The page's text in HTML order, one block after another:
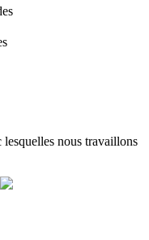
lesquelles nous travaillons